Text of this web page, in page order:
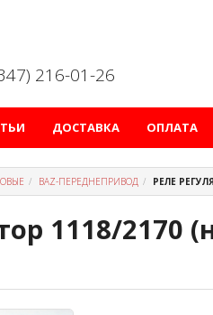
216-01-26
ДОСТАВКА ОПЛАТА
ВАZ-ПЕРЕДНЕПРИВОД РЕЛЕ
1118/2170